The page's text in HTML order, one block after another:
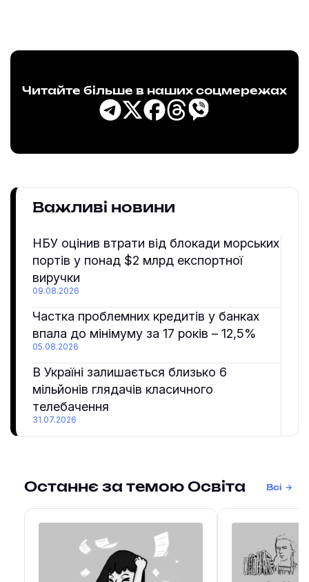
Читайте більше в наших соцмережах
Важливі новини
НБУ оцінив втрати від блокади морських
портів у понад $2 млрд експортної
виручки
09.08.2026
Частка проблемних кредитів у банках
впала до мінімуму за 17 років – 12,5%
05.08.2026
В Україні залишається близько 6
мільйонів глядачів класичного
телебачення
31.07.2026
Останнє за темою Освіта Всі